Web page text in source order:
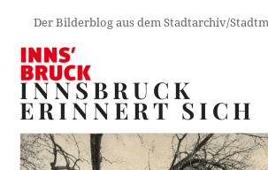
Der Bilderblog aus dem Stadtarchiv/
INNSBRUCK
ERINNERT SICH